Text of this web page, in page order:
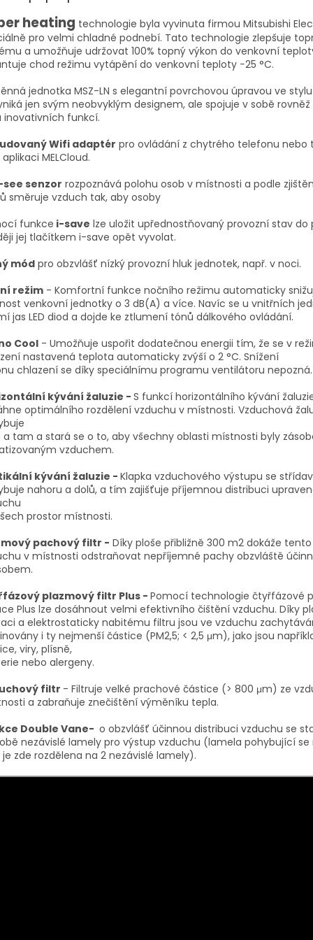
heating technologie byla vyvinuta firmou Mitsubishi
pro velmi chladné podnebí. Tato technologie zlepšuje
a umožňuje udržovat 100% topný výkon do venkovní
chod režimu vytápění do venkovní teploty −25 °C.
jednotka MSZ-LN s elegantní povrchovou úpravou ve
jen svým neobvyklým designem, ale spojuje v sobě
inovativních funkcí.
Wifi adaptér pro ovládání z chytrého telefonu nebo
MELCloud.
see senzor rozpoznává polohu osob v místnosti a podle
směruje vzduch tak, aby osoby
funkce i-save lze uložit upřednostňovaný provozní stav do
jej tlačítkem i-save opět vyvolat.
mód pro obzvlášť nízký provozní hluk jednotek, např. v noci.
režim - Komfortní funkce nočního režimu automaticky
venkovní jednotky o 3 dB(A) a více. Navíc se u vnitřních
jas LED diod a dojde ke ztlumení tónů dálkového ovládání.
Cool - Umožňuje uspořit dodatečnou energii tím, že se v
nastavená teplota automaticky zvýší o 2 °C. Snížení
chlazení se díky speciálnímu programu ventilátoru nepozná.
kývání žaluzie - S funkcí horizontálního kývání
optimálního rozdělení vzduchu v místnosti. Vzduchová
a tam a stará se o to, aby všechny oblasti místnosti byly
vzduchem.
kývání žaluzie - Klapka vzduchového výstupu se
nahoru a dolů, a tím zajišťuje příjemnou distribuci
prostor místnosti.
pachový filtr - Díky ploše přibližně 300 m2 dokáže
v místnosti odstraňovat nepříjemné pachy obzvláště
plazmový filtr Plus - Pomocí technologie čtyřfázové
Plus lze dosáhnout velmi efektivního čištění vzduchu. Díky
a elektrostaticky nabitému filtru jsou ve vzduchu
i ty nejmenší částice (PM2,5; < 2,5 μm), jako jsou
viry, plísně,
nebo alergeny.
filtr - Filtruje velké prachové částice (> 800 μm) ze
a zabraňuje znečištění výměníku tepla.
Double Vane- o obzvlášť účinnou distribuci vzduchu se
nezávislé lamely pro výstup vzduchu (lamela pohybující se
zde rozdělena na 2 nezávislé lamely).